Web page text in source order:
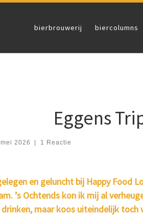
bierbrouwerij biercolumns
Eggens
2026 1 Reactie
en geluncht bij Happy Food
’s Ochtends kon ik mij al
maar koos uiteindelijk